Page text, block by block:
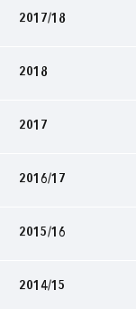
2017/18
2018
2017
2016/17
2015/16
2014/15